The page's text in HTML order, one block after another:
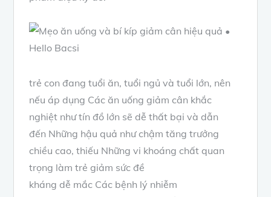
trẻ con đang tuổi ăn, tuổi ngủvà tuổi lớn, nên
nếu áp dụng Các ăn uống giảm cân khắc
nghiệt nhưtín đồ lớn sẽ dễ thất bạivà dẫn
đến Những hậu quả như chậm tăng trưởng
chiều cao, thiếu Những vi khoáng chấtquan
trọng làm trẻ giảm sức đề
kháng dễ mắc Các bệnh lý nhiễm